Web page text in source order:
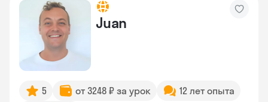
Juan
5 от 3248 ₽ за урок
12 лет опыта